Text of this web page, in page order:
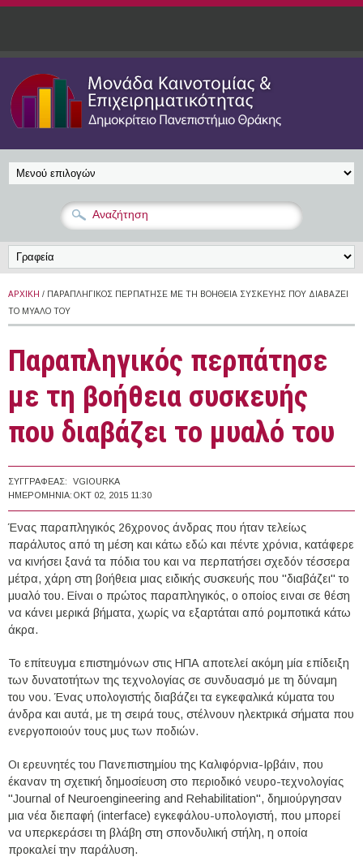
Παράκαμψη προς το κυρίως περιεχόμενο
ΑΡΧΙΚΉ / ΠΑΡΑΠΛΗΓΙΚΌΣ ΠΕΡΠΆΤΗΣΕ ΜΕ ΤΗ ΒΟΉΘΕΙΑ ΣΥΣΚΕΥΉΣ ΠΟΥ ΔΙΑΒΆΖΕΙ
ΤΟ ΜΥΑΛΌ ΤΟΥ
Παραπληγικός περπάτησε
με τη βοήθεια συσκευής
που διαβάζει το μυαλό του
ΣΥΓΓΡΑΦΈΑΣ:
VGIOURKA
ΗΜΕΡΟΜΗΝΊΑ: ΟΚΤ 02, 2015 11:30
Ένας παραπληγικός 26χρονος άνδρας που ήταν τελείως
παράλυτος από τη μέση και κάτω εδώ και πέντε χρόνια, κατάφερε
να κινήσει ξανά τα πόδια του και να περπατήσει σχεδόν τέσσερα
μέτρα, χάρη στη βοήθεια μιας ειδικής συσκευής που "διαβάζει" το
μυαλό του. Είναι ο πρώτος παραπληγικός, ο οποίος ειναι σε θέση
να κάνει μερικά βήματα, χωρίς να εξαρτάται από ρομποτικά κάτω
άκρα.
Το επίτευγμα επιστημόνων στις ΗΠΑ αποτελεί ακόμη μία επίδειξη
των δυνατοτήτων της τεχνολογίας σε συνδυασμό με τη δύναμη
του νου. Ένας υπολογιστής διαβάζει τα εγκεφαλικά κύματα του
άνδρα και αυτά, με τη σειρά τους, στέλνουν ηλεκτρικά σήματα που
ενεργοποιούν τους μυς των ποδιών.
Οι ερευνητές του Πανεπιστημίου της Καλιφόρνια-Ιρβάιν, που
έκαναν τη σχετική δημοσίευση στο περιοδικό νευρο-τεχνολογίας
"Journal of Neuroengineering and Rehabilitation", δημιούργησαν
μια νέα διεπαφή (interface) εγκεφάλου-υπολογιστή, που μπορεί
να υπερκεράσει τη βλάβη στη σπονδυλική στήλη, η οποία
προκαλεί την παράλυση.